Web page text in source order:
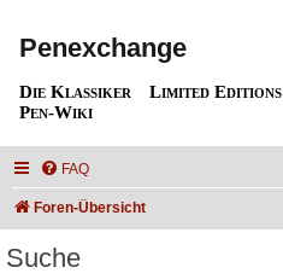
Penexchange
Die Klassiker Limited Editions
Pen-Wiki
FAQ
Foren-Übersicht
Suche